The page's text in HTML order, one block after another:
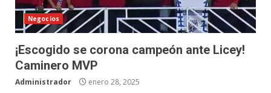
Negocios
¡Escogido se corona campeón ante Licey!
Caminero MVP
Administrador enero 28, 2025